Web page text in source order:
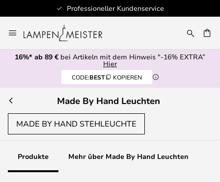
Professioneller Kundenservice
Inhalt
springen
16%* ab 89 € bei Artikeln mit dem Hinweis "-16% EXTRA”
Hier
CODE:BEST KOPIEREN
Made By Hand Leuchten
MADE BY HAND STEHLEUCHTE
Produkte Mehr über Made By Hand Leuchten